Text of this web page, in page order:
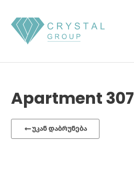
Apartment 307
უკან დაბრუნება